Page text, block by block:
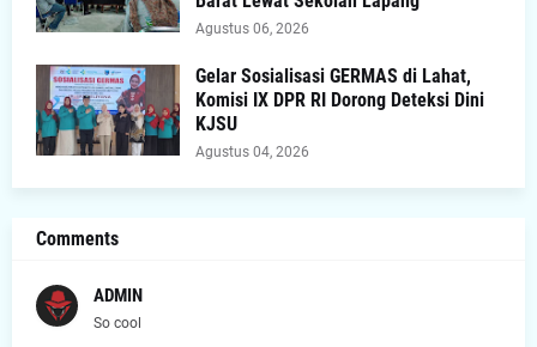
Agustus 06, 2026
Gelar Sosialisasi GERMAS di Lahat,
Komisi IX DPR RI Dorong Deteksi Dini
KJSU
Agustus 04, 2026
Comments
ADMIN
So cool